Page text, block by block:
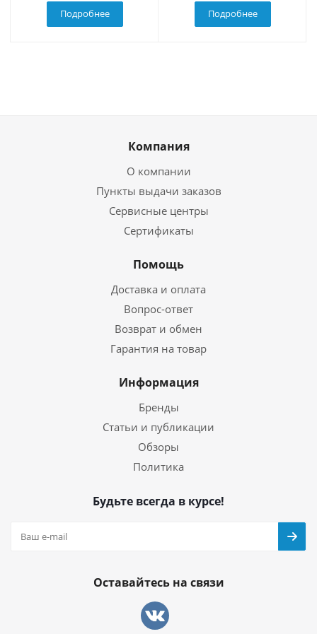
Подробнее Подробнее
Компания
О компании
Пункты выдачи заказов
Сервисные центры
Сертификаты
Помощь
Доставка и оплата
Вопрос-ответ
Возврат и обмен
Гарантия на товар
Информация
Бренды
Статьи и публикации
Обзоры
Политика
Будьте всегда в курсе!
Оставайтесь на связи